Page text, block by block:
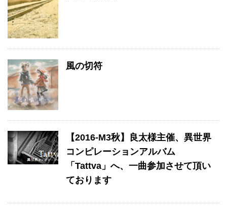
風の切符
【2016-M3秋】良太様主催、異世界
コンピレーションアルバム
「Tattva」へ、一曲参加させて頂い
ております